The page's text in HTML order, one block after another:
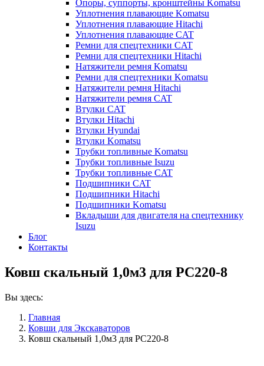
Опоры, суппорты, кронштейны Komatsu
Уплотнения плавающие Komatsu
Уплотнения плавающие Hitachi
Уплотнения плавающие CAT
Ремни для спецтехники CAT
Ремни для спецтехники Hitachi
Натяжители ремня Komatsu
Ремни для спецтехники Komatsu
Натяжители ремня Hitachi
Натяжители ремня CAT
Втулки CAT
Втулки Hitachi
Втулки Hyundai
Втулки Komatsu
Трубки топливные Komatsu
Трубки топливные Isuzu
Трубки топливные CAT
Подшипники CAT
Подшипники Hitachi
Подшипники Komatsu
Вкладыши для двигателя на спецтехнику
Isuzu
Блог
Контакты
Ковш скальный 1,0м3 для РС220-8
Вы здесь:
Главная
Ковши для Экскаваторов
Ковш скальный 1,0м3 для РС220-8